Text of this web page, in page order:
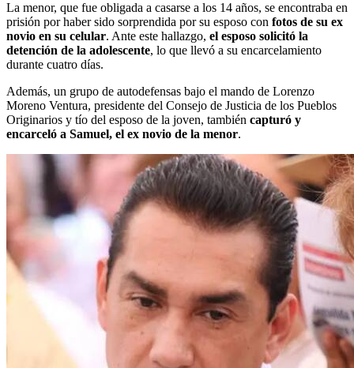
La menor, que fue obligada a casarse a los 14 años, se encontraba en
prisión por haber sido sorprendida por su esposo con fotos de su ex
novio en su celular. Ante este hallazgo, el esposo solicitó la
detención de la adolescente, lo que llevó a su encarcelamiento
durante cuatro días.
Además, un grupo de autodefensas bajo el mando de Lorenzo
Moreno Ventura, presidente del Consejo de Justicia de los Pueblos
Originarios y tío del esposo de la joven, también capturó y
encarceló a Samuel, el ex novio de la menor.